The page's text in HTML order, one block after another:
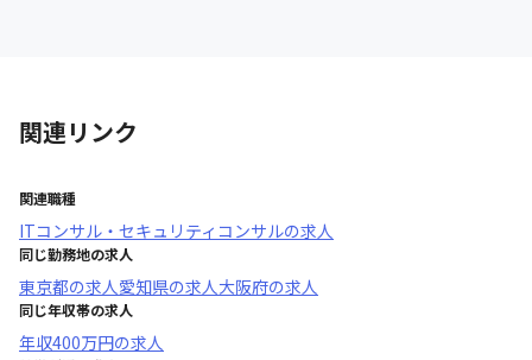
関連リンク
関連職種
ITコンサル・セキュリティコンサルの求人
同じ勤務地の求人
東京都の求人愛知県の求人大阪府の求人
同じ年収帯の求人
年収400万円の求人